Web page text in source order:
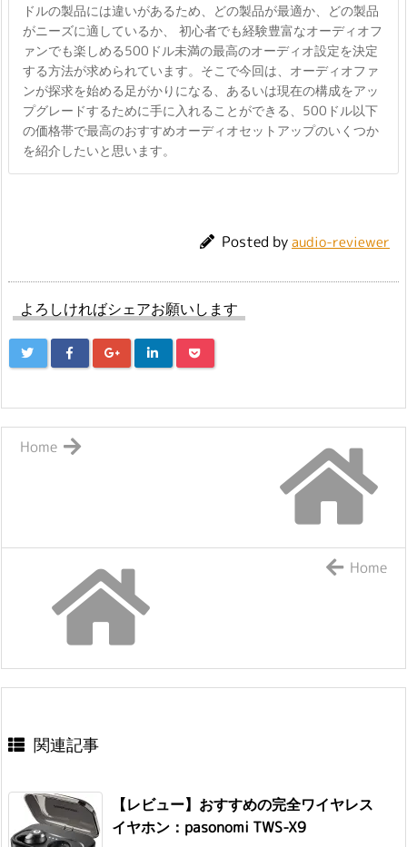
ドルの製品には違いがあるため、どの製品が最適か、どの製品
がニーズに適しているか、 初心者でも経験豊富なオーディオフ
ァンでも楽しめる500ドル未満の最高のオーディオ設定を決定
する方法が求められています。そこで今回は、オーディオファ
ンが探求を始める足がかりになる、あるいは現在の構成をアッ
プグレードするために手に入れることができる、500ドル以下
の価格帯で最高のおすすめオーディオセットアップのいくつか
を紹介したいと思います。
Posted byaudio-reviewer
よろしければシェアお願いします
Home
Home
関連記事
【レビュー】おすすめの完全ワイヤレス
イヤホン：pasonomi TWS-X9